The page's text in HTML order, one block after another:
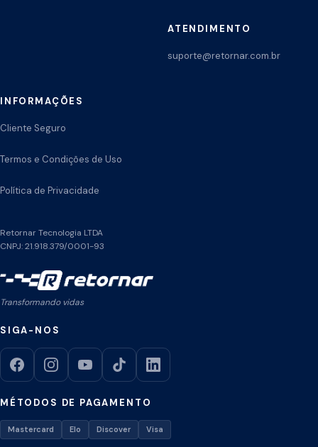
ATENDIMENTO
suporte@retornar.com.br
INFORMAÇÕES
Cliente Seguro
Termos e Condições de Uso
Política de Privacidade
Retornar Tecnologia LTDA
CNPJ: 21.918.379/0001-93
Transformando vidas
SIGA-NOS
MÉTODOS DE PAGAMENTO
Mastercard Elo Discover Visa